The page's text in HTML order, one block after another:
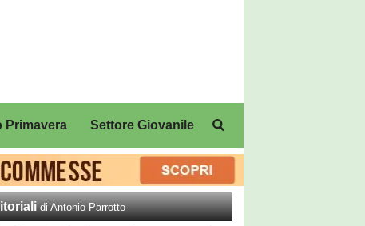
Primavera Settore Giovanile
di Antonio Parrotto